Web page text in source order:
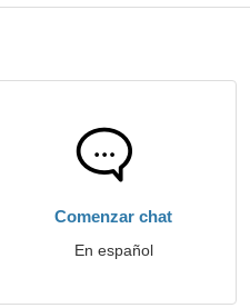
Comenzar chat
En español